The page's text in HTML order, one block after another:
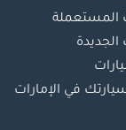
المستعملة
الجديدة
في الإمارات